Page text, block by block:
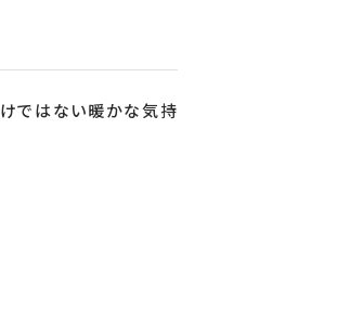
ではない暖かな気持